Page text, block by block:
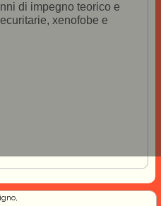
di impegno teorico e
xenofobe e